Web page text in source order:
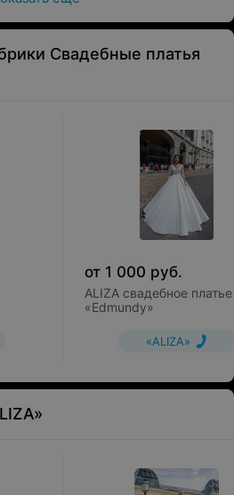
Светло-розовый
Свадебные платья
от 1 000 руб.
ALIZA свадебное платье
«Edmundy»
«ALIZA»